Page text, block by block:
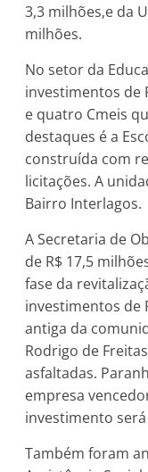
3,3 milhões,e da
milhões.
No setor da
investimentos de
e quatro Cmeis
destaques é a
construída com
licitações. A
Bairro Interlagos.
A Secretaria de
de R$ 17,5
fase da
investimentos de
antiga da
Rodrigo de
asfaltadas.
empresa
investimento
Também foram